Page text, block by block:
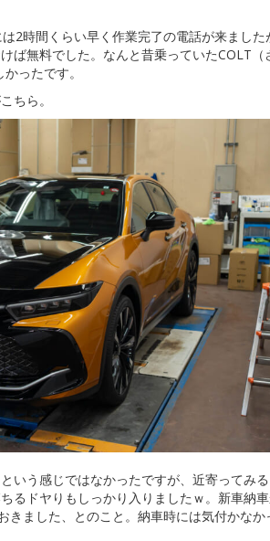
2時間くらい早く作業完了の電話が来ました
ば無料でした。なんと昔乗っていたCOLT（
ったです。
ちら。
いう感じではなかったですが、近寄ってみ
るドヤりもしっかり入りましたｗ。新車納
ました、とのこと。納車時には気付かなか